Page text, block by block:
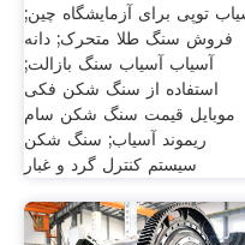
توپی برای آزمایشگاه چین;
فروش سنگ طلا متحرک; دانه
آسیاب آسیاب سنگ بازالت;
استفاده از سنگ شکن فکی
موبایل قیمت سنگ شکن سام
ریموند آسیاب; سنگ شکن
سیستم کنترل گرد و غبار